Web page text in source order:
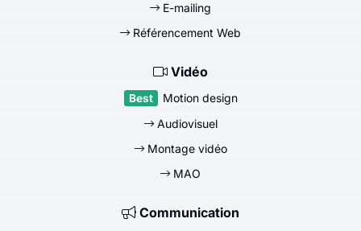
E-mailing
Référencement Web
Vidéo
Motion design
Audiovisuel
Montage vidéo
MAO
Communication